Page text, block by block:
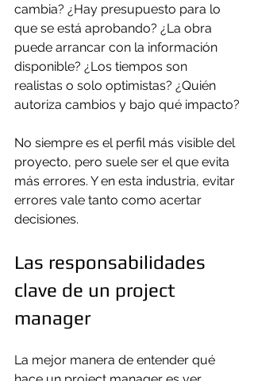
cambia? ¿Hay presupuesto para lo
que se está aprobando? ¿La obra
puede arrancar con la información
disponible? ¿Los tiempos son
realistas o solo optimistas? ¿Quién
autoriza cambios y bajo qué impacto?
No siempre es el perfil más visible del
proyecto, pero suele ser el que evita
más errores. Y en esta industria, evitar
errores vale tanto como acertar
decisiones.
Las responsabilidades
clave de un project
manager
La mejor manera de entender qué